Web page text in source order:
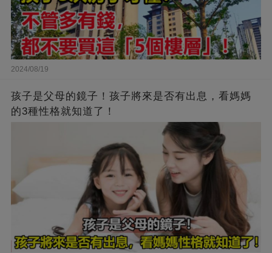
2024/08/19
孩子是父母的鏡子！孩子將來是否有出息，看媽媽
的3種性格就知道了！